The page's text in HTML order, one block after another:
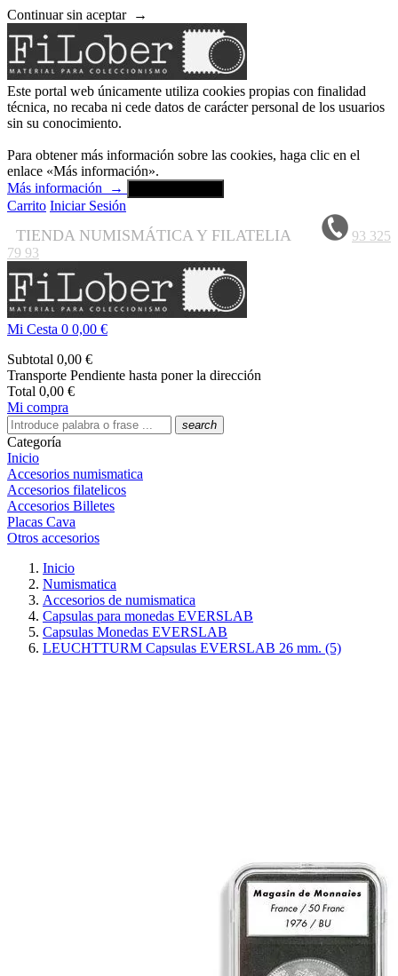
Continuar sin aceptar →
Este portal web únicamente utiliza cookies propias con finalidad
técnica, no recaba ni cede datos de carácter personal de los usuarios
sin su conocimiento.
Para obtener más información sobre las cookies, haga clic en el
enlace «Más información».
Más información
→
Carrito Iniciar Sesión
TIENDA NUMISMÁTICA Y FILATELIA
93 325
79 93
Mi Cesta 0 0,00 €
Subtotal 0,00 €
Transporte Pendiente hasta poner la dirección
Total 0,00 €
Mi compra
search
Categoría
Inicio
Accesorios numismatica
Accesorios filatelicos
Accesorios Billetes
Placas Cava
Otros accesorios
Inicio
Numismatica
Accesorios de numismatica
Capsulas para monedas EVERSLAB
Capsulas Monedas EVERSLAB
LEUCHTTURM Capsulas EVERSLAB 26 mm. (5)